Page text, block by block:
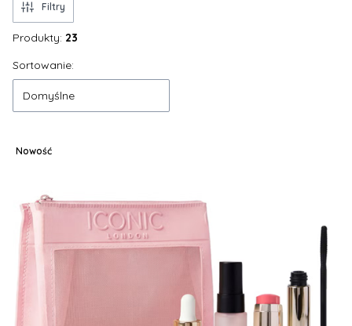
Filtry
Produkty: 23
Lista produktów
Sortowanie:
Domyślne
Nowość